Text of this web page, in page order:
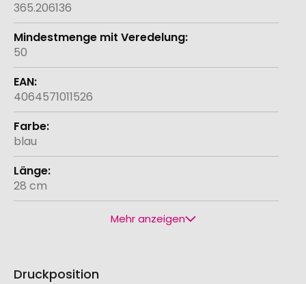
365.206136
50
4064571011526
blau
28 cm
Mehr anzeigen
Druckposition